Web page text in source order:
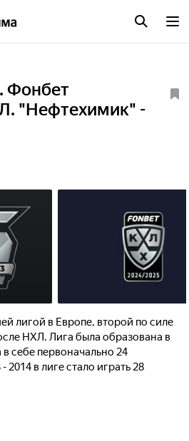
Фонбет
"Нефтехимик" -
лигой в Европе, второй по силе
НХЛ. Лига была образована в
себе первоначально 24
в лиге стало играть 28